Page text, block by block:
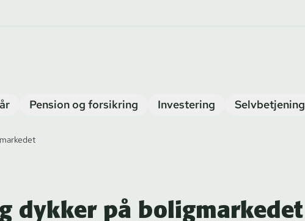
Pension og forsikring Investering Selvbetjening
dykker på boligmarkedet